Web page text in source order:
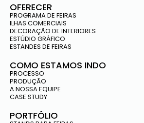
OFERECER
PROGRAMA DE FEIRAS
ILHAS COMERCIAIS
DECORAÇÃO DE INTERIORES
ESTÚDIO GRÁFICO
ESTANDES DE FEIRAS
COMO ESTAMOS INDO
PROCESSO
PRODUÇÃO
A NOSSA EQUIPE
CASE STUDY
PORTFÓLIO